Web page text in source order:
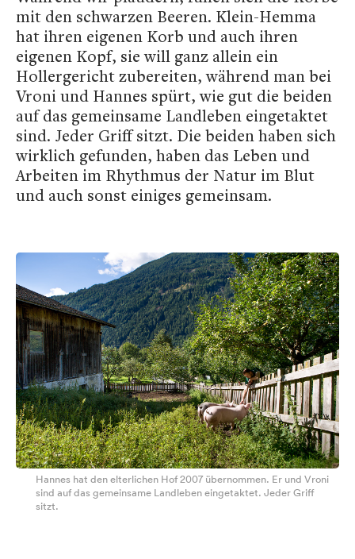
mit den schwarzen Beeren. Klein-Hemma
hat ihren eigenen Korb und auch ihren
eigenen Kopf, sie will ganz allein ein
Hollergericht zubereiten, während man bei
Vroni und Hannes spürt, wie gut die beiden
auf das gemeinsame Landleben eingetaktet
sind. Jeder Griff sitzt. Die beiden haben sich
wirklich gefunden, haben das Leben und
Arbeiten im Rhythmus der Natur im Blut
und auch sonst einiges gemeinsam.
Hannes hat den elterlichen Hof 2007 übernommen. Er und Vroni
sind auf das gemeinsame Landleben eingetaktet. Jeder Griff
sitzt.